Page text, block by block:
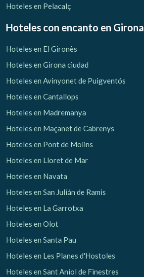
Verificar localizador
Hoteles en Pelacalç
Hoteles con encanto en Girona
Hoteles en El Gironès
Hoteles en Girona ciudad
Hoteles en Avinyonet de Puigventós
Hoteles en Cantallops
Hoteles en Madremanya
Hoteles en Maçanet de Cabrenys
Hoteles en Pont de Molins
Hoteles en Lloret de Mar
Hoteles en Navata
Hoteles en San Julián de Ramis
Hoteles en La Garrotxa
Hoteles en Olot
Hoteles en Santa Pau
Hoteles en Les Planes d'Hostoles
Hoteles en Sant Aniol de Finestres